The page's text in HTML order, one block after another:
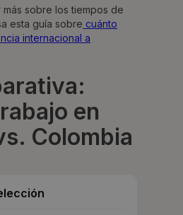
sobre los tiempos de
esta guía sobre cuánto
internacional a
en
Colombia